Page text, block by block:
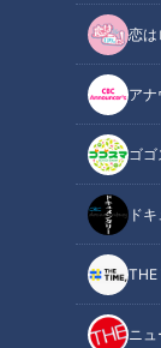
恋は
アナ
ゴゴ
ドキ
THE
ニュ
この記事を見